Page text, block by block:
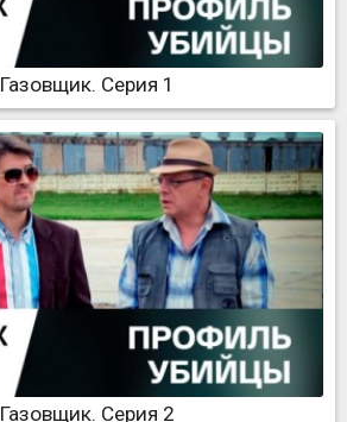
Газовщик. Серия 1
Газовщик. Серия 2